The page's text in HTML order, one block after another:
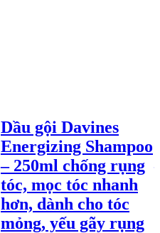
Dầu gội Davines
Energizing Shampoo
– 250ml chống rụng
tóc, mọc tóc nhanh
hơn, dành cho tóc
mỏng, yếu gãy rụng